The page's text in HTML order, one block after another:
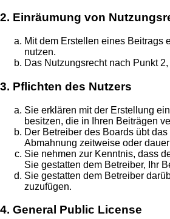
2. Einräumung von
Mit dem Erstellen eines Beitrags
nutzen.
Das Nutzungsrecht nach Punkt
3. Pflichten des Nutzers
Sie erklären mit der Erstellung
besitzen, die in Ihren Beiträgen
Der Betreiber des Boards übt
Abmahnung zeitweise oder
Sie nehmen zur Kenntnis, dass
Sie gestatten dem Betreiber, Ihr
Sie gestatten dem Betreiber
zuzufügen.
4. General Public License